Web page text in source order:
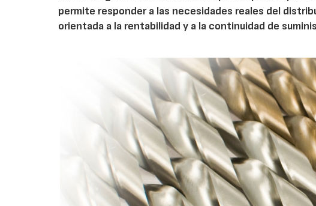
permite responder a las necesidades reales del
orientada a la rentabilidad y a la continuidad de